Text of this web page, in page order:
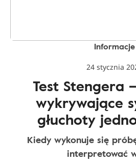
Informacje
24 stycznia
Test Stengera
wykrywające
głuchoty
Kiedy wykonuje się
interpretować